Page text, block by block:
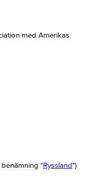
med Amerikas
"Ryssland")